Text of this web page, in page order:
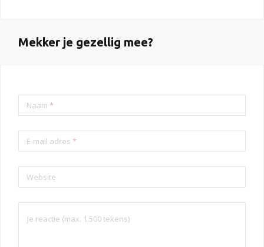
Mekker je gezellig mee?
Naam *
E-mail adres *
Website